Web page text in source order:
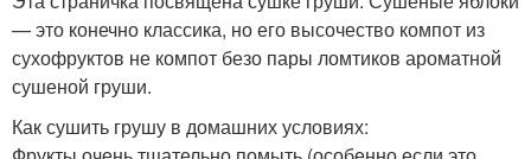
— это конечно классика, но его высочество компот из
сухофруктов не компот безо пары ломтиков ароматной
сушеной груши.
Как сушить грушу в домашних условиях: